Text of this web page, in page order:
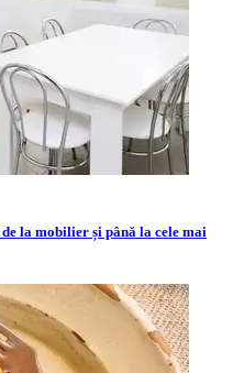
la mobilier și până la cele mai